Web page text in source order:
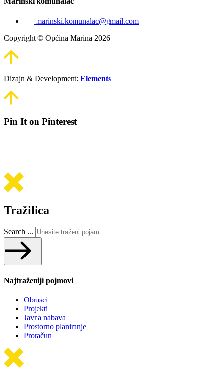
marinski.komunalac@gmail.com
Copyright © Općina Marina 2026
Dizajn & Development: Elements
Pin It on Pinterest
Tražilica
Search ...
Najtraženiji pojmovi
Obrasci
Projekti
Javna nabava
Prostorno planiranje
Proračun